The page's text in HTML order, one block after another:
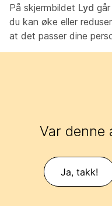
På skjermbildet Lyd
du kan øke eller
at det passer dine
Var denne
Ja, takk!